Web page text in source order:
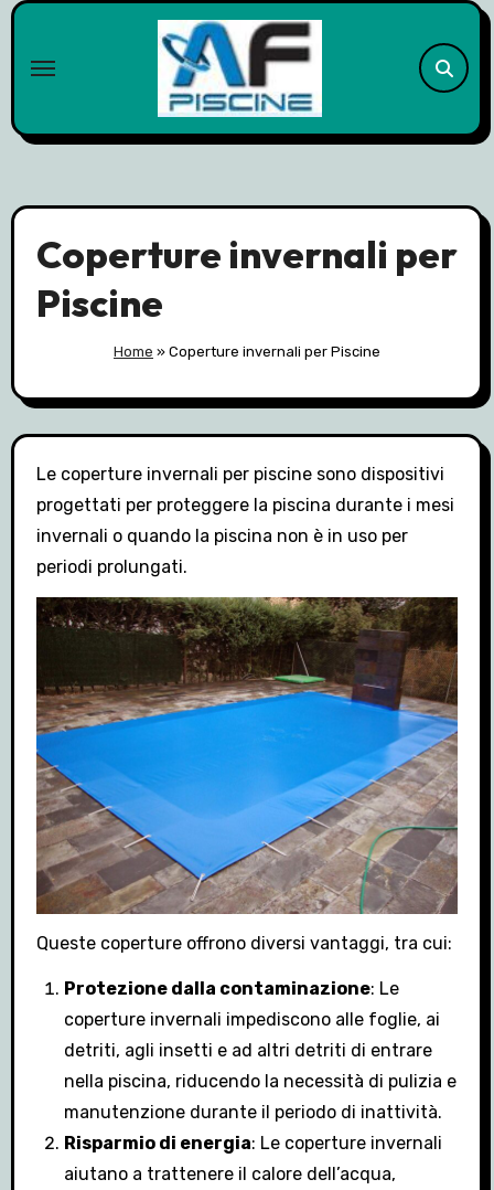
Skip
content
Coperture invernali per
Piscine
Home » Coperture invernali per Piscine
Le coperture invernali per piscine sono dispositivi
progettati per proteggere la piscina durante i mesi
invernali o quando la piscina non è in uso per
periodi prolungati.
Queste coperture offrono diversi vantaggi, tra cui:
Protezione dalla contaminazione: Le
coperture invernali impediscono alle foglie, ai
detriti, agli insetti e ad altri detriti di entrare
nella piscina, riducendo la necessità di pulizia e
manutenzione durante il periodo di inattività.
Risparmio di energia: Le coperture invernali
aiutano a trattenere il calore dell’acqua,